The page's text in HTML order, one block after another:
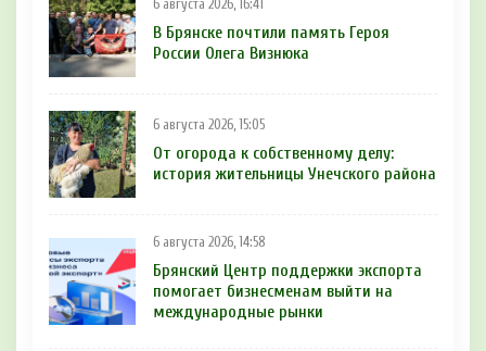
6 августа 2026, 16:41
В Брянске почтили память Героя
России Олега Визнюка
6 августа 2026, 15:05
От огорода к собственному делу:
история жительницы Унечского района
6 августа 2026, 14:58
Брянский Центр поддержки экспорта
помогает бизнесменам выйти на
международные рынки